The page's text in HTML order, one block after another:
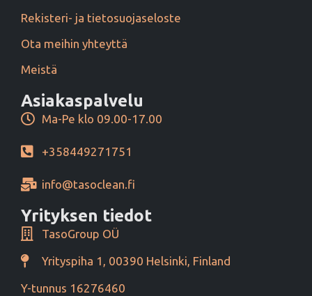
Rekisteri- ja tietosuojaseloste
Ota meihin yhteyttä
Meistä
Asiakaspalvelu
Ma-Pe klo 09.00-17.00
+358449271751
info@tasoclean.fi
Yrityksen tiedot
TasoGroup OÜ
Yrityspiha 1, 00390 Helsinki, Finland
Y-tunnus 16276460